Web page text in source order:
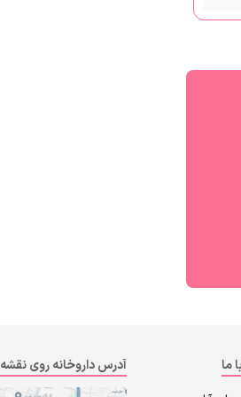
ما
آدرس داروخانه روی نقشه